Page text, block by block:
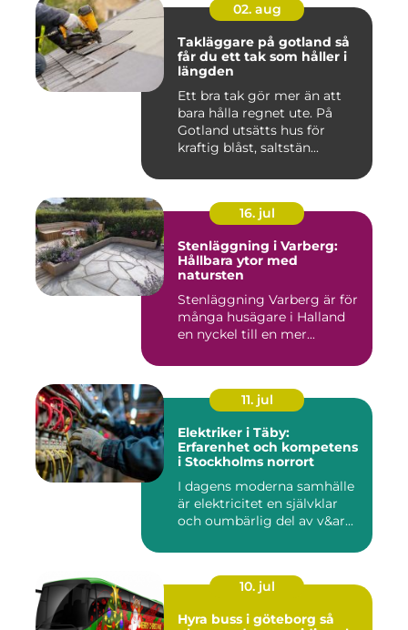
02. aug
Takläggare på gotland så
får du ett tak som håller i
längden
Ett bra tak gör mer än att
bara hålla regnet ute. På
Gotland utsätts hus för
kraftig blåst, saltstän...
16. jul
Stenläggning i Varberg:
Hållbara ytor med
natursten
Stenläggning Varberg är för
många husägare i Halland
en nyckel till en mer...
11. jul
Elektriker i Täby:
Erfarenhet och kompetens
i Stockholms norrort
I dagens moderna samhälle
är elektricitet en självklar
och oumbärlig del av v&ar...
10. jul
Hyra buss i göteborg så